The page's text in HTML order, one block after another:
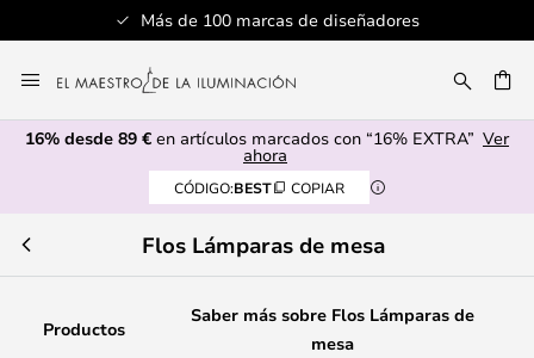
Más de 100 marcas de diseñadores
al
contenido
16% desde 89 € en artículos marcados con “16% EXTRA” Ver
ahora
CÓDIGO:BEST COPIAR
Flos Lámparas de mesa
Productos
Saber más sobre Flos Lámparas de
mesa